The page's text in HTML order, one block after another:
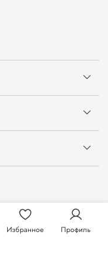
Избранное Профиль